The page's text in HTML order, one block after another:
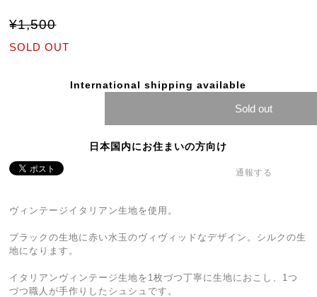
¥1,500
SOLD OUT
International shipping available
Sold out
日本国内にお住まいの方向け
通報する
ヴィンテージイタリアン生地を使用。
ブラックの生地に赤い水玉のヴィヴィッドなデザイン。シルクの生
地になります。
イタリアンヴィンテージ生地を1枚づつ丁寧に生地におこし、1つ
づつ職人が手作りしたシュシュです。